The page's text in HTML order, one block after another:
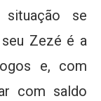
se
Zezé é a
e, com
com saldo